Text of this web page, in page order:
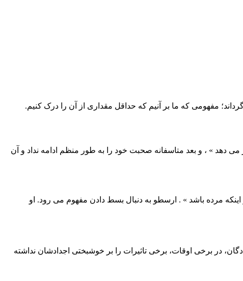
مفهومی که ما بر آنیم که حداقل مقداری از آن را درک کنیم.
دهد » ، و بعد متاسفانه صحبت خود را به طور منظم ادامه نداد و آن
مرده باشد » . ارسطو به دنبال بسط دادن مفهوم می رود. او
در برخی اوقات، برخی تاثیرات را بر خوشبختی اجدادشان نداشته